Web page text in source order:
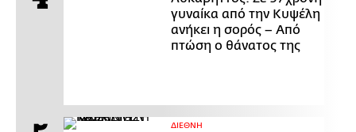
γυναίκα από την Κυψέλη
ανήκει η σορός – Από
πτώση ο θάνατος της
ΔΙΕΘΝΗ